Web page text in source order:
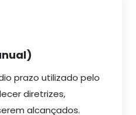
prazo utilizado pelo
diretrizes,
alcançados.